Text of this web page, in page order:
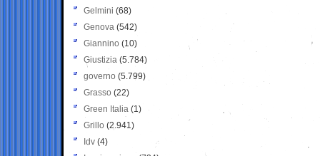
Gelmini (68)
Genova (542)
Giannino (10)
Giustizia (5.784)
governo (5.799)
Grasso (22)
Green Italia (1)
Grillo (2.941)
Idv (4)